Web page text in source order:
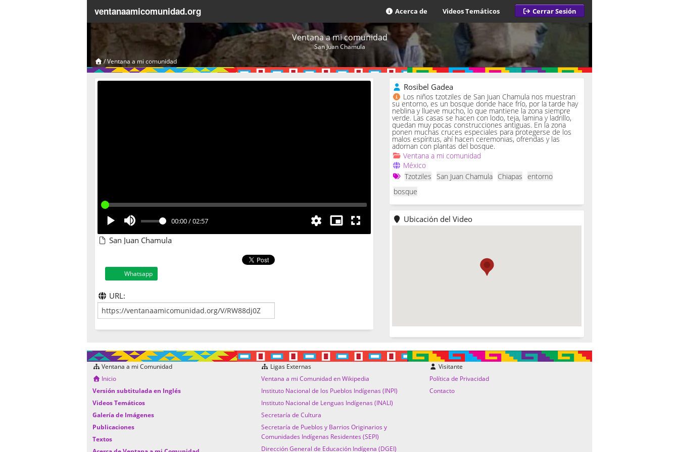
ventanaamicomunidad.org Acerca de Videos Temáticos Cerrar Sesión
Ventana a mi comunidad
San Juan Chamula
/Ventana a mi comunidad
00:00/02:57
San Juan Chamula
Whatsapp
URL:
Rosibel Gadea
Los niños tzotziles de San Juan Chamula nos muestran
su entorno, es un bosque donde hace frío, por la tarde hay
neblina y llueve mucho, lo que mantiene la zona siempre
verde. Las casas se hacen con lodo, teja, lamina y ladrillo,
quedan muy pocas construcciones antiguas. En la zona
ponen muchas cruces especiales para protegerse de los
malos espíritus, ahí hacen ceremonias, ofrendas y las
adornan con plantas del bosque.
Ventana a mi comunidad
México
Tzotziles San Juan Chamula Chiapas entorno
bosque
Ubicación del Video
Ventana a mi Comunidad
Inicio
Versión subtitulada en Inglés
Videos Temáticos
Galería de Imágenes
Publicaciones
Textos
Ligas Externas
Ventana a mi Comunidad en Wikipedia
Instituto Nacional de los Pueblos Indígenas (INPI)
Instituto Nacional de Lenguas Indígenas (INALI)
Secretaría de Cultura
Secretaría de Pueblos y Barrios Originarios y
Comunidades Indígenas Residentes (SEPI)
Dirección General de Educación Indígena (DGEI)
Visitante
Política de Privacidad
Contacto